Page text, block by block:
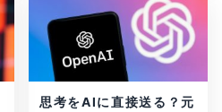
思考をAIに直接送る？元